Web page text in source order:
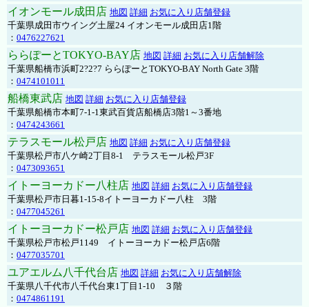
イオンモール成田店 地図 詳細 お気に入り店舗登録
千葉県成田市ウイング土屋24 イオンモール成田店1階
： 0476227621
ららぽーとTOKYO-BAY店 地図 詳細 お気に入り店舗解除
千葉県船橋市浜町2?2?7 ららぽーとTOKYO-BAY North Gate 3階
： 0474101011
船橋東武店 地図 詳細 お気に入り店舗登録
千葉県船橋市本町7-1-1東武百貨店船橋店3階1～3番地
： 0474243661
テラスモール松戸店 地図 詳細 お気に入り店舗登録
千葉県松戸市八ケ崎2丁目8-1 テラスモール松戸3F
： 0473093651
イトーヨーカドー八柱店 地図 詳細 お気に入り店舗登録
千葉県松戸市日暮1-15-8イトーヨーカドー八柱 3階
： 0477045261
イトーヨーカドー松戸店 地図 詳細 お気に入り店舗登録
千葉県松戸市松戸1149 イトーヨーカドー松戸店6階
： 0477035701
ユアエルム八千代台店 地図 詳細 お気に入り店舗解除
千葉県八千代市八千代台東1丁目1-10 ３階
： 0474861191